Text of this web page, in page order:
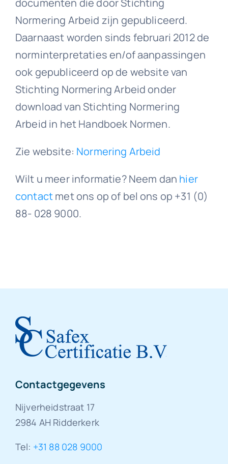
documenten die door Stichting
Normering Arbeid zijn gepubliceerd.
Daarnaast worden sinds februari 2012 de
norminterpretaties en/of aanpassingen
ook gepubliceerd op de website van
Stichting Normering Arbeid onder
download van Stichting Normering
Arbeid in het Handboek Normen.
Zie website: Normering Arbeid
Wilt u meer informatie? Neem dan hier
contactmet ons op of bel ons op +31 (0)
88- 028 9000.
Contactgegevens
Nijverheidstraat 17
2984 AH Ridderkerk
Tel: +31 88 028 9000